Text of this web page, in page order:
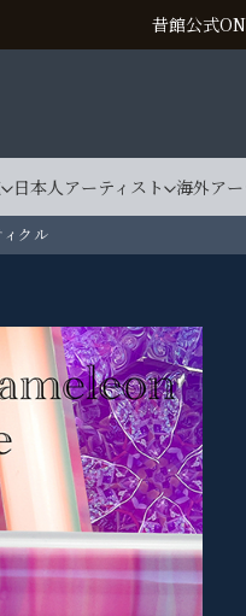
昔館公式
日本人アーティスト 海外ア
クル